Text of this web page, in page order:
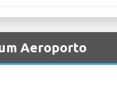
Aeroporto